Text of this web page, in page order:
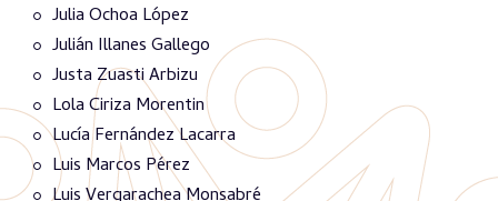
Julia Ochoa López
Julián Illanes Gallego
Justa Zuasti Arbizu
Lola Ciriza Morentin
Lucía Fernández Lacarra
Luis Marcos Pérez